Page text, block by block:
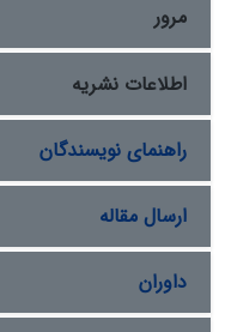
مرور
اطلاعات نشریه
راهنمای نویسندگان
ارسال مقاله
داوران